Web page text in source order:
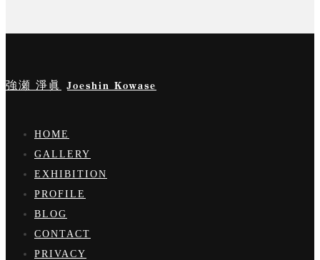
強瀬 淨眞 Joeshin Kowase
HOME
GALLERY
EXHIBITION
PROFILE
BLOG
CONTACT
PRIVACY